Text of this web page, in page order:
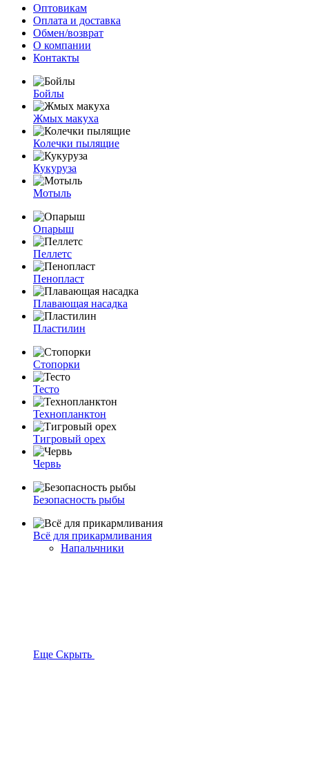
Оптовикам
Оплата и доставка
Обмен/возврат
О компании
Контакты
Бойлы
Жмых макуха
Колечки пылящие
Кукуруза
Мотыль
Опарыш
Пеллетс
Пенопласт
Плавающая насадка
Пластилин
Стопорки
Тесто
Технопланктон
Тигровый орех
Червь
Безопасность рыбы
Всё для прикармливания
Напальчники
Еще Скрыть